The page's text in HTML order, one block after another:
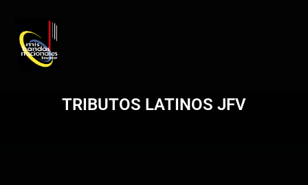
TRIBUTOS LATINOS JFV